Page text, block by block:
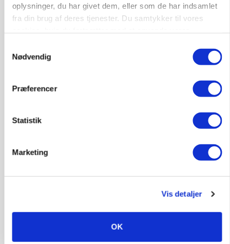
oplysninger, du har givet dem, eller som de har indsamlet
fra din brug af deres tjenester. Du samtykker til vores
Nødvendig
Præferencer
Statistik
Marketing
Vis detaljer
OK
Annonce
Loading...
Annonce